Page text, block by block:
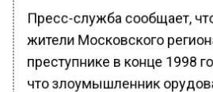
Пресс-служба сообщает,
жители Московского
преступнике в конце 1998
что злоумышленник